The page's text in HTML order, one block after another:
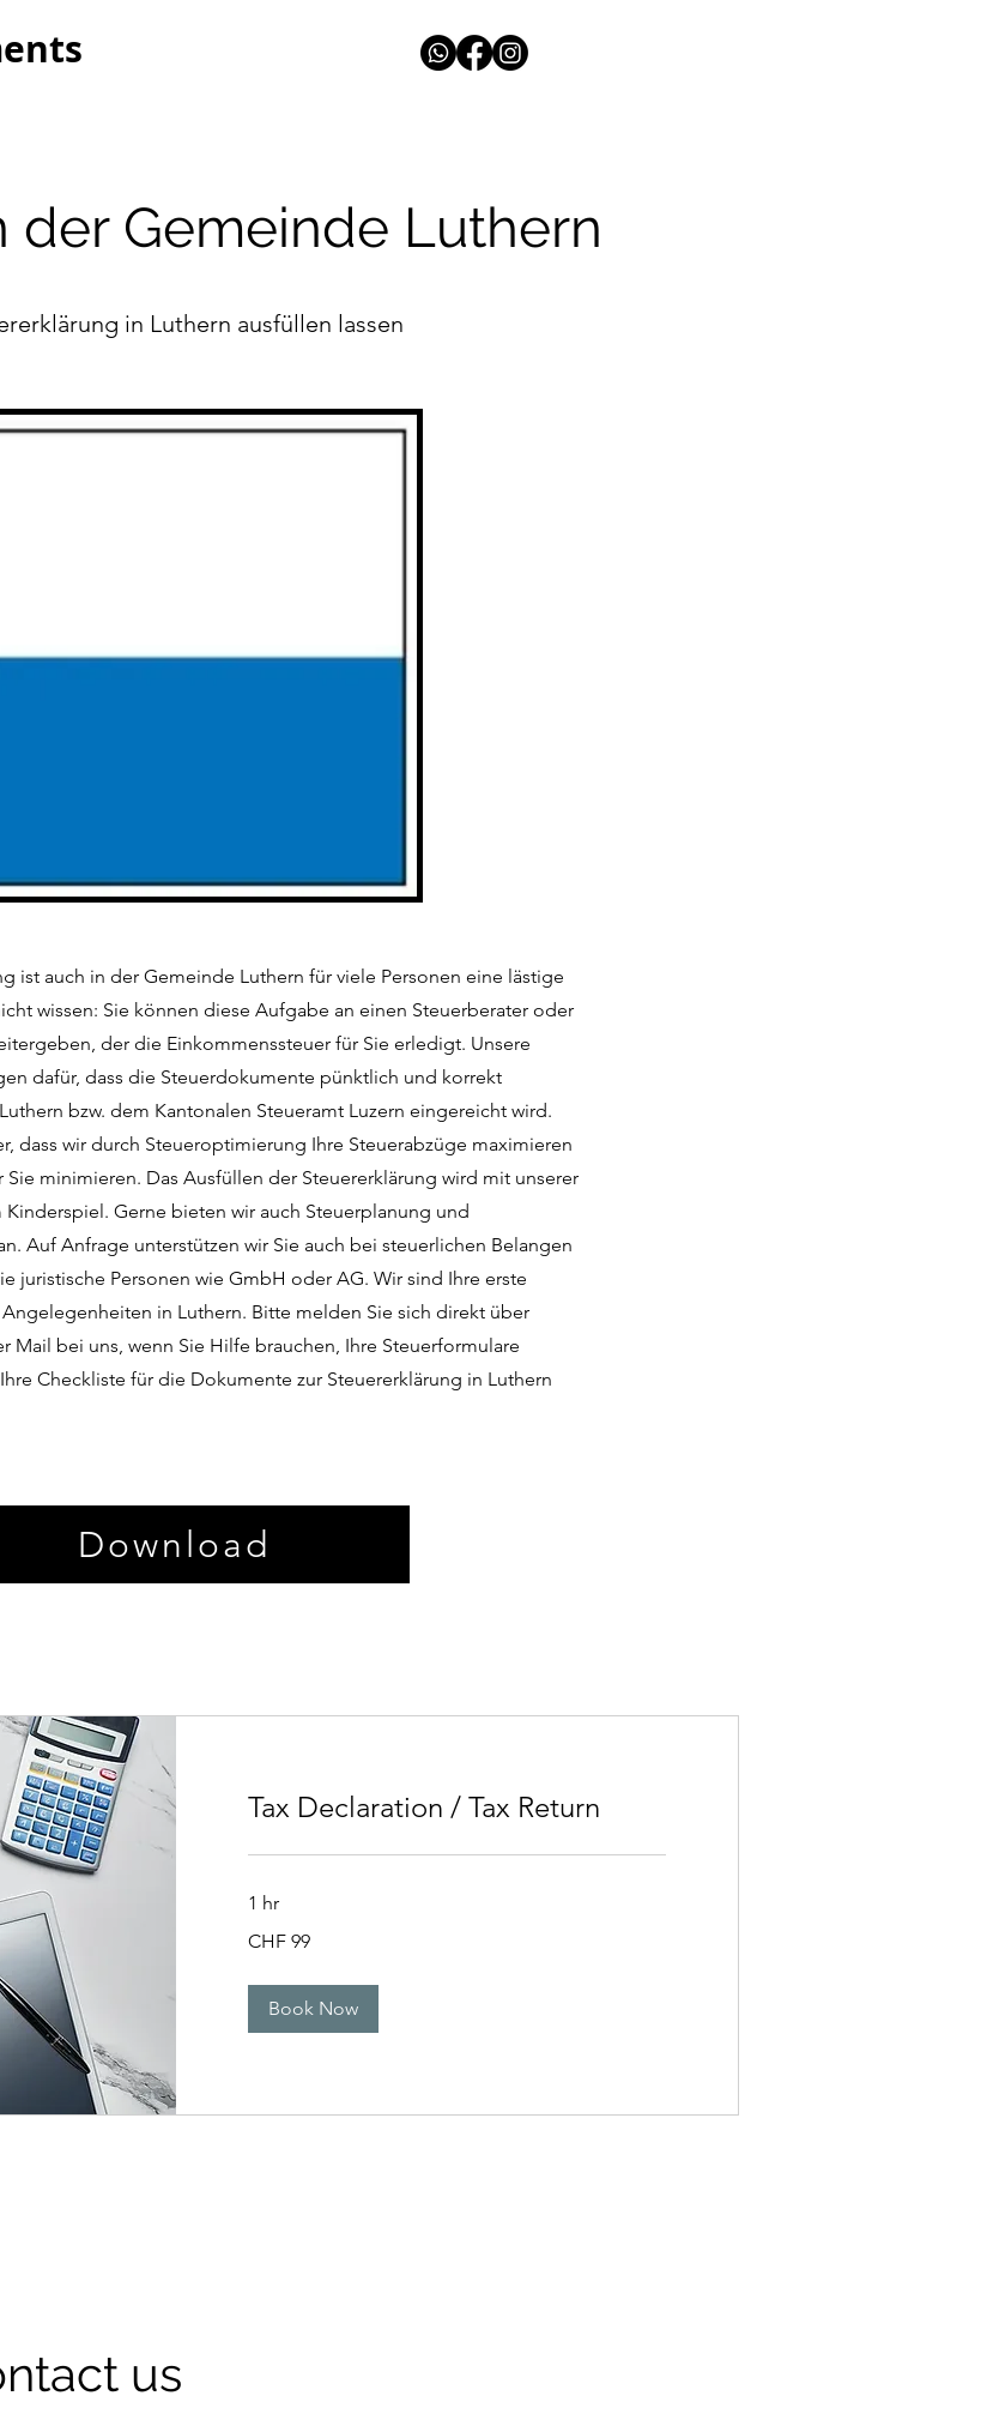
der Gemeinde Luthern
in Luthern ausfüllen lassen
ist auch in der Gemeinde Luthern für viele Personen eine lästige
wissen: Sie können diese Aufgabe an einen Steuerberater oder
der die Einkommenssteuer für Sie erledigt. Unsere
dafür, dass die Steuerdokumente pünktlich und korrekt
bzw. dem Kantonalen Steueramt Luzern eingereicht wird.
dass wir durch Steueroptimierung Ihre Steuerabzüge maximieren
minimieren. Das Ausfüllen der Steuererklärung wird mit unserer
Kinderspiel. Gerne bieten wir auch Steuerplanung und
Auf Anfrage unterstützen wir Sie auch bei steuerlichen Belangen
juristische Personen wie GmbH oder AG. Wir sind Ihre erste
in Luthern. Bitte melden Sie sich direkt über
Mail bei uns, wenn Sie Hilfe brauchen, Ihre Steuerformulare
Checkliste für die Dokumente zur Steuererklärung in Luthern
Download
Tax Declaration / Tax Return
1 hr
Swiss
CHF 99
Book Now
us